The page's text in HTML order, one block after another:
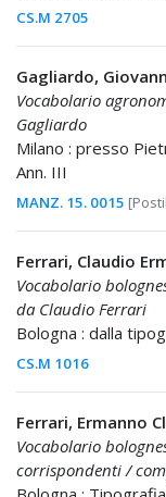
CS.M 2705
Gagliardo,
Vocabolario
Gagliardo
Milano : presso
Ann. III
MANZ. 15. 0015
Ferrari, Claudio
Vocabolario
da Claudio Ferrari
Bologna : dalla
CS.M 1016
Ferrari, Ermanno
Vocabolario
corrispondenti /